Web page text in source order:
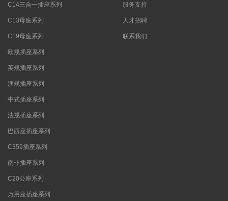
C14三合一插座系列
C13母座系列
C19母座系列
欧规插座系列
英规插座系列
澳规插座系列
中式插座系列
法规插座系列
巴西座插座系列
C359插座系列
南非插座系列
C20公座系列
万用座插座系列
服务支持
人才招聘
联系我们